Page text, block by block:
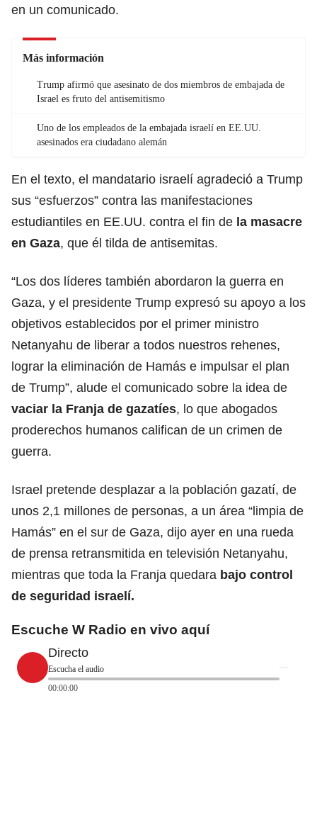
en un comunicado.
Más información
Trump afirmó que asesinato de dos miembros de embajada de
Israel es fruto del antisemitismo
Uno de los empleados de la embajada israelí en EE.UU.
asesinados era ciudadano alemán
En el texto, el mandatario israelí agradeció a Trump
sus “esfuerzos” contra las manifestaciones
estudiantiles en EE.UU. contra el fin de la masacre
en Gaza, que él tilda de antisemitas.
“Los dos líderes también abordaron la guerra en
Gaza, y el presidente Trump expresó su apoyo a los
objetivos establecidos por el primer ministro
Netanyahu de liberar a todos nuestros rehenes,
lograr la eliminación de Hamás e impulsar el plan
de Trump”, alude el comunicado sobre la idea de
vaciar la Franja de gazatíes, lo que abogados
proderechos humanos califican de un crimen de
guerra.
Israel pretende desplazar a la población gazatí, de
unos 2,1 millones de personas, a un área “limpia de
Hamás” en el sur de Gaza, dijo ayer en una rueda
de prensa retransmitida en televisión Netanyahu,
mientras que toda la Franja quedara bajo control
de seguridad israelí.
Escuche W Radio en vivo aquí
Directo
Escucha el audio
00:00:00